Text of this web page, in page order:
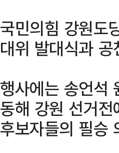
국민의힘 강원도
대위 발대식과
행사에는 송언석
동해 강원 선거
후보자들의 필승